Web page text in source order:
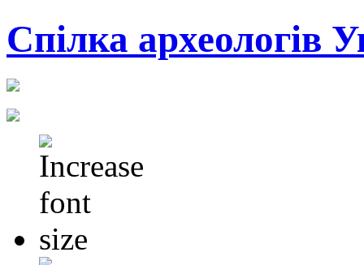
Cпілка археологів